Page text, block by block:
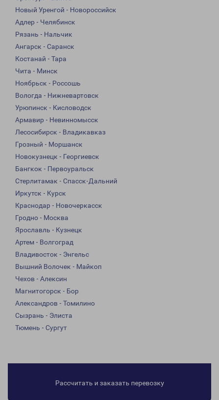
Новый Уренгой - Новороссийск
Адлер - Челябинск
Рязань - Нальчик
Ангарск - Саранск
Костанай - Тара
Чита - Минск
Ноябрьск - Россошь
Вологда - Нижневартовск
Урюпинск - Кисловодск
Армавир - Невинномысск
Лесосибирск - Владикавказ
Грозный - Моршанск
Новокузнецк - Георгиевск
Бангкок - Первоуральск
Стерлитамак - Спасск-Дальний
Иркутск - Курск
Краснодар - Новочеркасск
Гродно - Москва
Ярославль - Кузнецк
Артем - Волгоград
Владивосток - Энгельс
Вышний Волочек - Майкоп
Чехов - Алексин
Магнитогорск - Бор
Александров - Томилино
Сызрань - Элиста
Тюмень - Сургут
Рассчитать и заказать перевозку